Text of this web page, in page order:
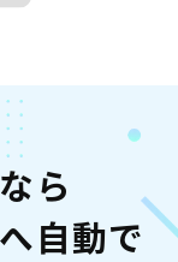
ら
自動で